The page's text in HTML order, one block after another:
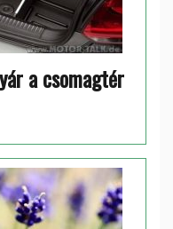
a csomagtér